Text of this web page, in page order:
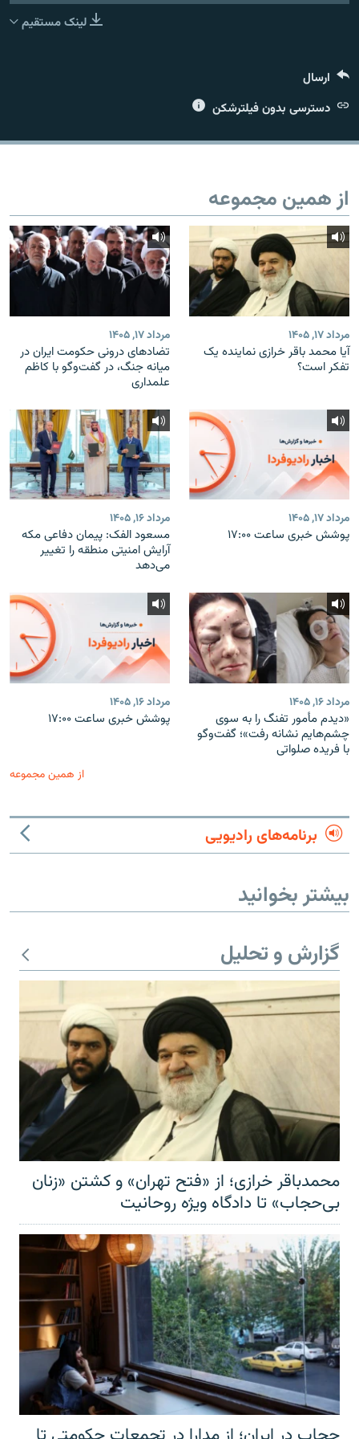
لینک مستقیم
ارسال
دسترسی بدون فیلترشکن
از همین مجموعه
مرداد ۱۷, ۱۴۰۵
آیا محمد باقر خرازی نماینده یک
تفکر است؟
مرداد ۱۷, ۱۴۰۵
تضادهای درونی حکومت ایران در
میانه جنگ، در گفت‌‌وگو با کاظم
علمداری
مرداد ۱۷, ۱۴۰۵
پوشش خبری ساعت ۱۷:۰۰
مرداد ۱۶, ۱۴۰۵
مسعود الفک: پیمان دفاعی مکه
آرایش امنیتی منطقه را تغییر
می‌دهد
مرداد ۱۶, ۱۴۰۵
«دیدم مأمور تفنگ را به سوی
چشم‌هایم نشانه رفت»؛ گفت‌و‌گو
با فریده صلواتی
مرداد ۱۶, ۱۴۰۵
پوشش خبری ساعت ۱۷:۰۰
از همین مجموعه
برنامه‌های رادیویی
بیشتر بخوانید
گزارش و تحلیل
محمدباقر خرازی؛ از «فتح تهران» و کشتن «زنان
بی‌حجاب» تا دادگاه ویژه روحانیت